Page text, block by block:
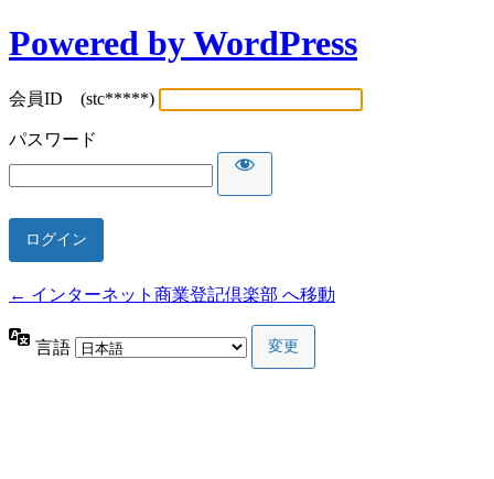
Powered by WordPress
会員ID (stc*****)
パスワード
← インターネット商業登記倶楽部 へ移動
言語